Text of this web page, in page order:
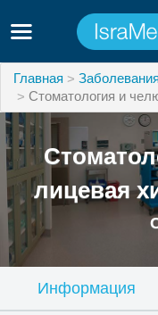
Главная
Заболевания
Стоматология и
лицевая
Информация